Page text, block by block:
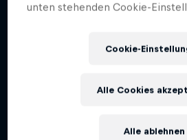
unten stehenden Cookie-
Cookie-
Alle ablehnen
Alle Cookies